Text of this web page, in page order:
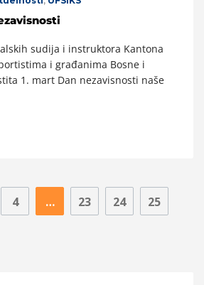
sudija i instruktora Kantona
i građanima Bosne i
1. mart Dan nezavisnosti naše
4 … 23 24 25